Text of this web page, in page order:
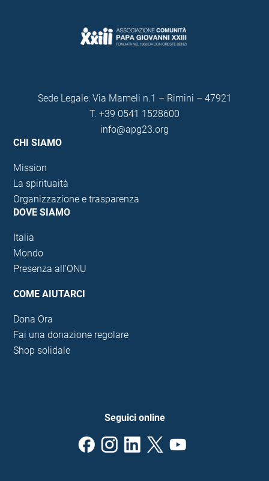
Sede Legale: Via Mameli n.1 – Rimini – 47921
T. +39 0541 1528600
info@apg23.org
CHI SIAMO
Mission
La spirituaità
Organizzazione e trasparenza
DOVE SIAMO
Italia
Mondo
Presenza all'ONU
COME AIUTARCI
Dona Ora
Fai una donazione regolare
Shop solidale
Seguici online